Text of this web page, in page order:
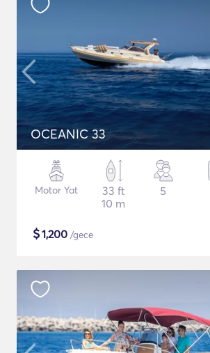
OCEANIC 33
Motor Yat
33 ft
10 m
5
$1,200 /gece